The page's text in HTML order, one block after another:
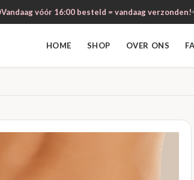
Vandaag vóór 16:00 besteld = vandaag verzonden!
HOME SHOP OVER ONS